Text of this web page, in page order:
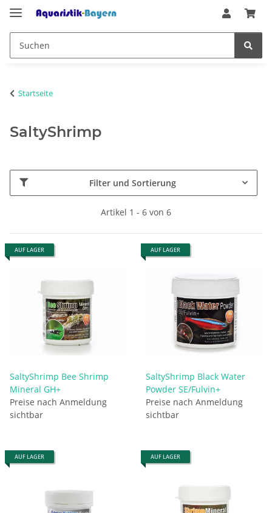
Startseite
SaltyShrimp
Filter und Sortierung
Artikel 1 - 6 von 6
AUF LAGER
SaltyShrimp Bee Shrimp
Mineral GH+
Preise nach Anmeldung
sichtbar
AUF LAGER
SaltyShrimp Black Water
Powder SE/Fulvin+
Preise nach Anmeldung
sichtbar
AUF LAGER AUF LAGER